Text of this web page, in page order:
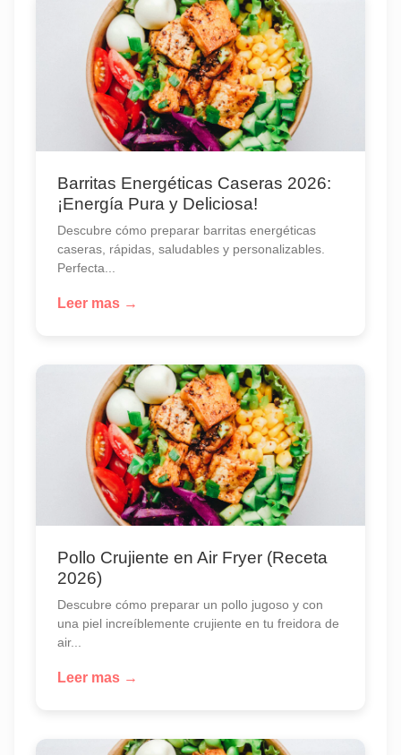
Barritas Energéticas Caseras 2026:
¡Energía Pura y Deliciosa!
Descubre cómo preparar barritas energéticas
caseras, rápidas, saludables y personalizables.
Perfecta...
Leer mas →
Pollo Crujiente en Air Fryer (Receta
2026)
Descubre cómo preparar un pollo jugoso y con
una piel increíblemente crujiente en tu freidora de
air...
Leer mas →